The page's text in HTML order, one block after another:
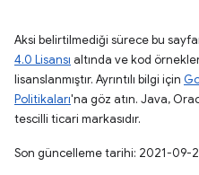
Aksi belirtilmediği sürece bu
4.0 Lisansı altında ve kod
lisanslanmıştır. Ayrıntılı bilgi için
Politikaları'na göz atın. Java,
tescilli ticari markasıdır.
Son güncelleme tarihi: 2021-09-